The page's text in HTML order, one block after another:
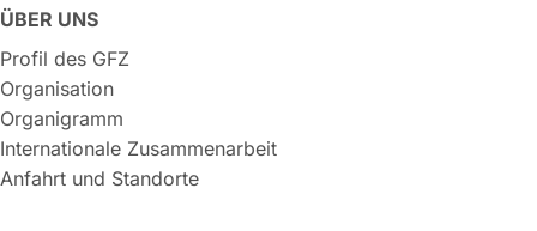
ÜBER UNS
Profil des GFZ
Organisation
Organigramm
Internationale Zusammenarbeit
Anfahrt und Standorte